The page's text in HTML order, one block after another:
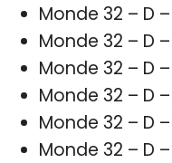
Monde 32 – D –
Monde 32 – D –
Monde 32 – D
Monde 32 – D
Monde 32 – D
Monde 32 – D –